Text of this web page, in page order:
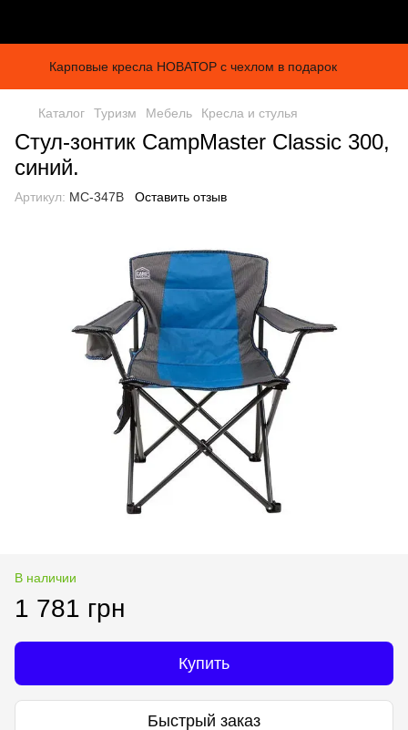
Карповые кресла НОВАТОР с чехлом в подарок
Каталог Туризм Мебель Кресла и стулья
Стул-зонтик CampMaster Classic 300,
синий.
Артикул: MC-347B Оставить отзыв
В наличии
1 781 грн
Купить
Быстрый заказ